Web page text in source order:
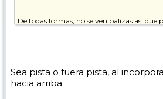
De todas formas, no se ven balizas así que
Sea pista o fuera pista, al
hacia arriba.